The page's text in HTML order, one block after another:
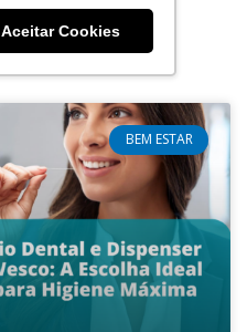
Aceitar Cookies
BEM ESTAR